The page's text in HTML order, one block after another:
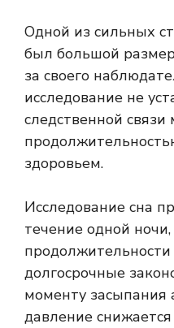
Одной из сильных
был большой
за своего
исследование не
следственной
здоровьем.
Исследование сна
течение одной
долгосрочные
моменту засыпания
давление